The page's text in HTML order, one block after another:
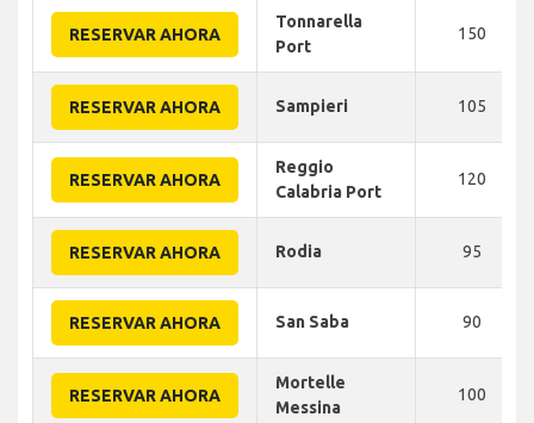
RESERVAR AHORA
Tonnarella
Port
150
RESERVAR AHORA Sampieri 105
RESERVAR AHORA
Reggio
Calabria Port
120
RESERVAR AHORA Rodia 95
RESERVAR AHORA San Saba 90
RESERVAR AHORA
Mortelle
Messina
100